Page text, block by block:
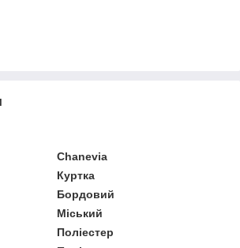
Chanevia
Куртка
Бордовий
Міський
Поліестер